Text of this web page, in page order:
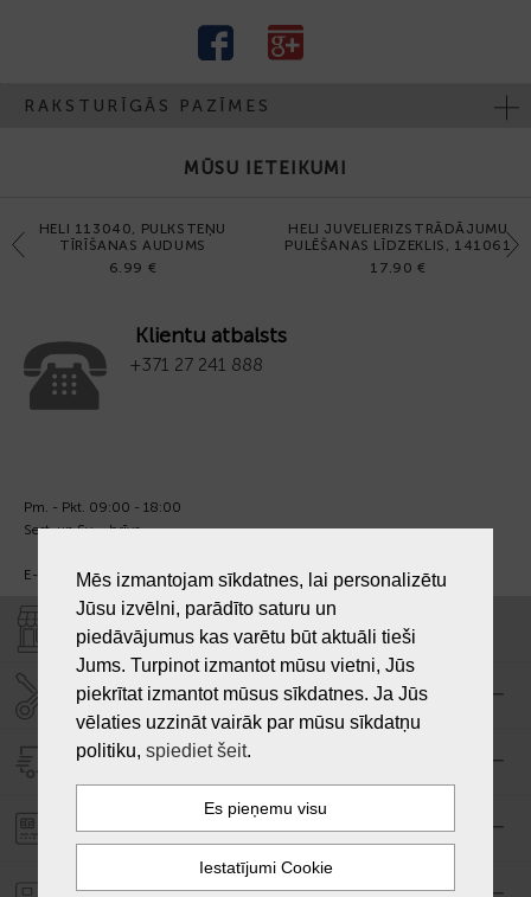
RAKSTURĪGĀS PAZĪMES
MŪSU IETEIKUMI
Previous
HELI 113040, PULKSTEŅU
TĪRĪŠANAS AUDUMS
6.99 €
HELI JUVELIERIZSTRĀDĀJUMU
PULĒŠANAS LĪDZEKLIS, 141061
17.90 €
Next
Klientu atbalsts
+371 27 241 888
Pm. - Pkt. 09:00 - 18:00
Sest. un Sv. - brīvs.
E-pasts:info@laiksjewellery.lv
VEIKALI "LAIKS"
SERVISA CENTRS "LAIKS"
PIEGĀDE
PASŪTĪJUMA APMAKSA
Mēs izmantojam sīkdatnes, lai personalizētu
Jūsu izvēlni, parādīto saturu un
piedāvājumus kas varētu būt aktuāli tieši
Jums. Turpinot izmantot mūsu vietni, Jūs
piekrītat izmantot mūsus sīkdatnes. Ja Jūs
vēlaties uzzināt vairāk par mūsu sīkdatņu
politiku, spiediet šeit.